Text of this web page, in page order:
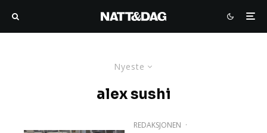
Nyeste
alex sushi
REDAKSJONEN ·